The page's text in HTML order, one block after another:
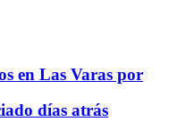
en Las Varas por
días atrás